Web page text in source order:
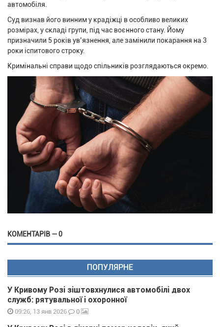
автомобіля.
Суд визнав його винним у крадіжці в особливо великих
розмірах, у складі групи, під час воєнного стану. Йому
призначили 5 років ув’язнення, але замінили покарання на 3
роки іспитового строку.
Кримінальні справи щодо спільників розглядаються окремо.
КОМЕНТАРІВ — 0
ПОПУЛЯРНЕ
У Кривому Розі зіштовхнулися автомобілі двох
служб: рятувальної і охоронної
09:26, 13 янв 2026 0